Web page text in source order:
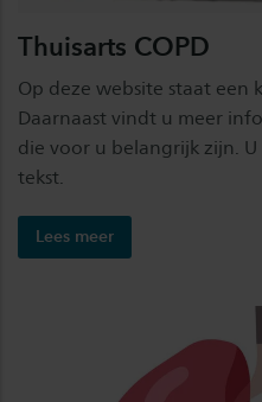
Thuisarts COPD
Op deze website staat een
Daarnaast vindt u meer
die voor u belangrijk zijn.
tekst.
Lees meer